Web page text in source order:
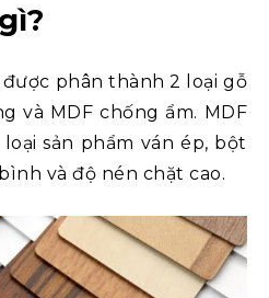
phân thành 2 loại gỗ
và MDF chống ẩm. MDF
sản phẩm ván ép, bột
và độ nén chặt cao.